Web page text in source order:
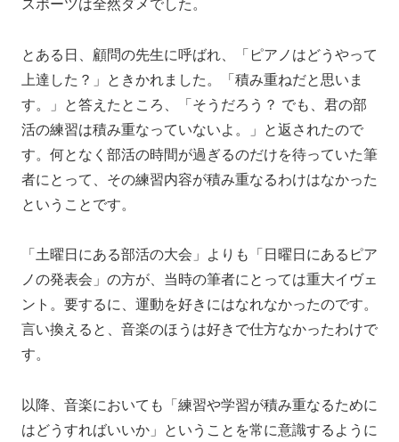
スポーツは全然ダメでした。
とある日、顧問の先生に呼ばれ、「ピアノはどうやって
上達した？」ときかれました。「積み重ねだと思いま
す。」と答えたところ、「そうだろう？ でも、君の部
活の練習は積み重なっていないよ。」と返されたので
す。何となく部活の時間が過ぎるのだけを待っていた筆
者にとって、その練習内容が積み重なるわけはなかった
ということです。
「土曜日にある部活の大会」よりも「日曜日にあるピア
ノの発表会」の方が、当時の筆者にとっては重大イヴェ
ント。要するに、運動を好きにはなれなかったのです。
言い換えると、音楽のほうは好きで仕方なかったわけで
す。
以降、音楽においても「練習や学習が積み重なるために
はどうすればいいか」ということを常に意識するように